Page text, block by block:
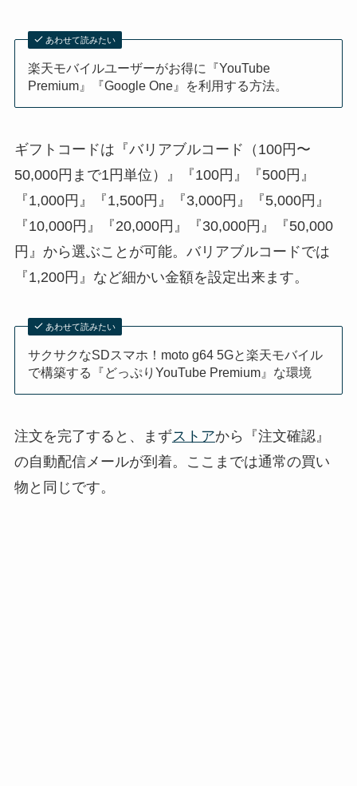
あわせて読みたい
楽天モバイルユーザーがお得に『YouTube
Premium』『Google One』を利用する方法。
ギフトコードは『バリアブルコード（100円〜
50,000円まで1円単位）』『100円』『500円』
『1,000円』『1,500円』『3,000円』『5,000円』
『10,000円』『20,000円』『30,000円』『50,000
円』から選ぶことが可能。バリアブルコードでは
『1,200円』など細かい金額を設定出来ます。
あわせて読みたい
サクサクなSDスマホ！moto g64 5Gと楽天モバイル
で構築する『どっぷりYouTube Premium』な環境
注文を完了すると、まずストアから『注文確認』
の自動配信メールが到着。ここまでは通常の買い
物と同じです。